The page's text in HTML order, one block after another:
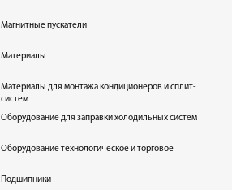
Магнитные пускатели
Материалы
Материалы для монтажа кондиционеров и сплит-
систем
Оборудование для заправки холодильных систем
Оборудование технологическое и торговое
Подшипники